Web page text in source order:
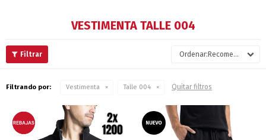
VESTIMENTA TALLE 004
Recomendados
Filtrando por: Vestimenta Talle 004 Quitar filtros